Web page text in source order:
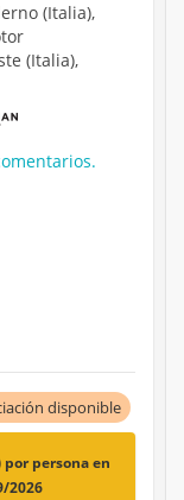
(Italia),
(Italia),
disponible
por persona en
2026